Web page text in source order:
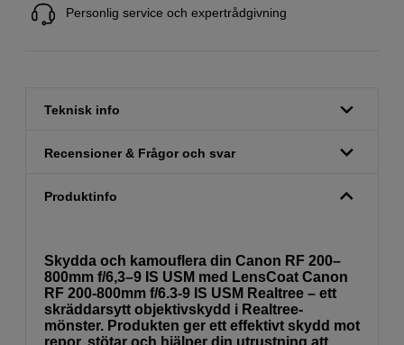
Personlig service och expertrådgivning
Teknisk info
Recensioner & Frågor och svar
Produktinfo
Skydda och kamouflera din Canon RF 200–
800mm f/6,3–9 IS USM med LensCoat Canon
RF 200-800mm f/6.3-9 IS USM Realtree – ett
skräddarsytt objektivskydd i Realtree-
mönster. Produkten ger ett effektivt skydd mot
repor, stötar och hjälper din utrustning att